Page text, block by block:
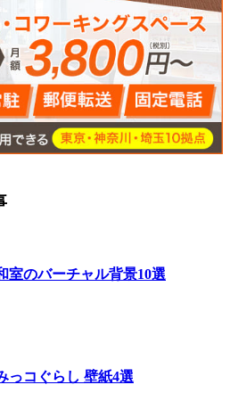
室のバーチャル背景10選
っコぐらし 壁紙4選